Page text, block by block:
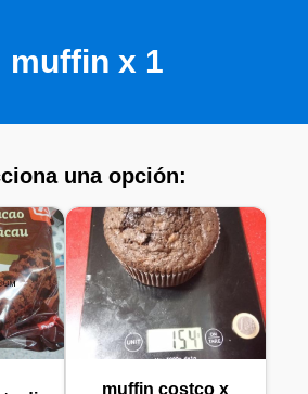
muffin x 1
una opción:
muffin costco x